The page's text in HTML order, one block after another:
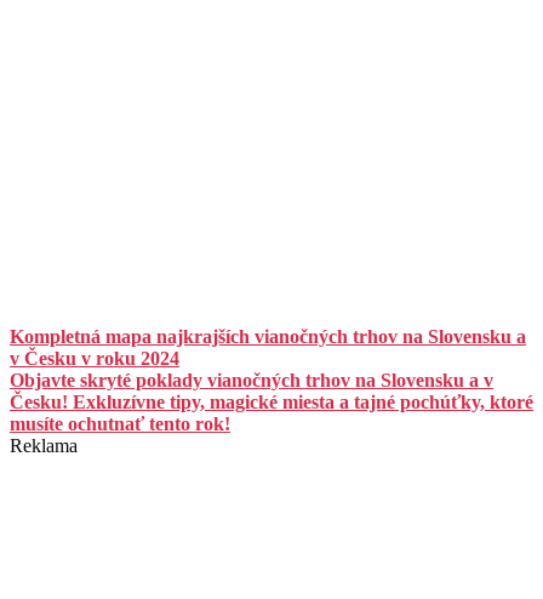
Kompletná mapa najkrajších vianočných trhov na Slovensku a
v Česku v roku 2024
Objavte skryté poklady vianočných trhov na Slovensku a v
Česku! Exkluzívne tipy, magické miesta a tajné pochúťky, ktoré
musíte ochutnať tento rok!
Reklama